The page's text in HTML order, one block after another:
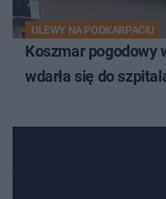
ULEWY NA PODKARPACIU
Koszmar pogodowy
wdarła się do